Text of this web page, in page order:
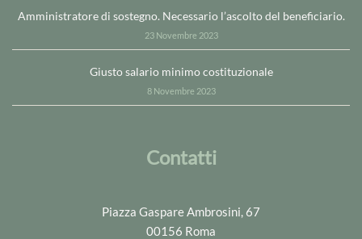
Amministratore di sostegno. Necessario l’ascolto del beneficiario.
23 Novembre 2023
Giusto salario minimo costituzionale
8 Novembre 2023
Contatti
Piazza Gaspare Ambrosini, 67
00156 Roma